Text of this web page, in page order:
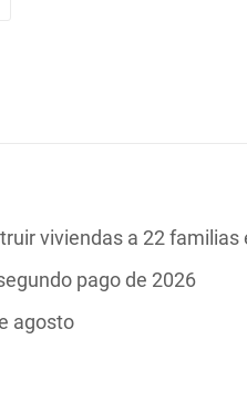
viviendas a 22 familias
pago de 2026
agosto